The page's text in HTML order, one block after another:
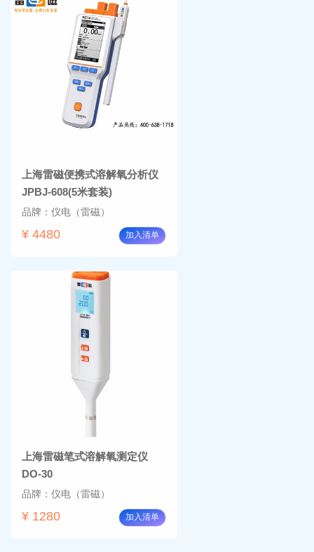
上海雷磁便携式溶解氧分析仪
JPBJ-608(5米套装)
品牌：仪电（雷磁）
¥ 4480 加入清单
上海雷磁笔式溶解氧测定仪
DO-30
品牌：仪电（雷磁）
¥ 1280 加入清单